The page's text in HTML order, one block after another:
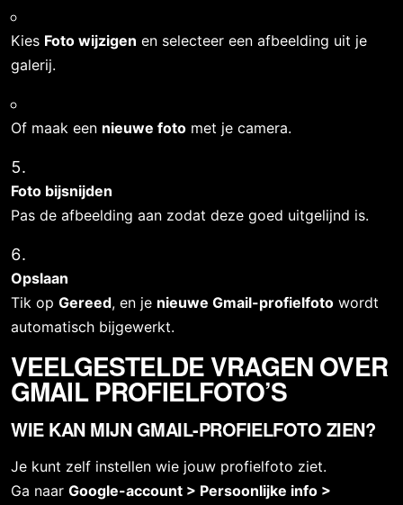
Kies Foto wijzigen en selecteer een afbeelding uit je
galerij.
Of maak een nieuwe foto met je camera.
Foto bijsnijden
Pas de afbeelding aan zodat deze goed uitgelijnd is.
Opslaan
Tik op Gereed, en je nieuwe Gmail-profielfoto wordt
automatisch bijgewerkt.
VEELGESTELDE VRAGEN OVER
GMAIL PROFIELFOTO’S
WIE KAN MIJN GMAIL-PROFIELFOTO ZIEN?
Je kunt zelf instellen wie jouw profielfoto ziet.
Ga naar Google-account > Persoonlijke info >